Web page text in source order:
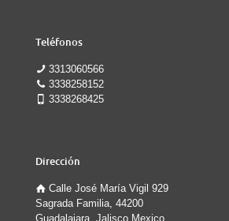
Teléfonos
3313060566
3338258152
3338268425
Dirección
Calle José María Vigil 929
Sagrada Familia, 44200
Guadalajara, Jalisco Mexico.